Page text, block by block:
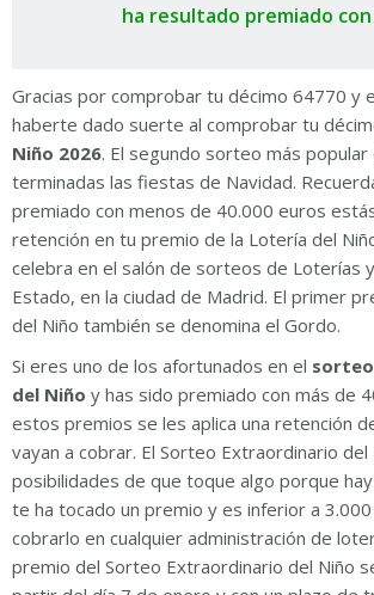
ha resultado premiado con
Gracias por comprobar tu décimo 64770 y
haberte dado suerte al comprobar tu
Niño 2026. El segundo sorteo más
terminadas las fiestas de Navidad.
premiado con menos de 40.000 euros
retención en tu premio de la Lotería del
celebra en el salón de sorteos de Loterías
Estado, en la ciudad de Madrid. El primer
del Niño también se denomina el Gordo.
Si eres uno de los afortunados en el
del Niño y has sido premiado con más de
estos premios se les aplica una retención
vayan a cobrar. El Sorteo Extraordinario del
posibilidades de que toque algo porque
te ha tocado un premio y es inferior a
cobrarlo en cualquier administración de
premio del Sorteo Extraordinario del Niño